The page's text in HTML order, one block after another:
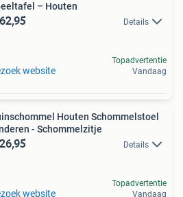
– Houten
Details
website
Topadvertentie
Vandaag
Houten Schommelstoel
- Schommelzitje
Details
website
Topadvertentie
Vandaag